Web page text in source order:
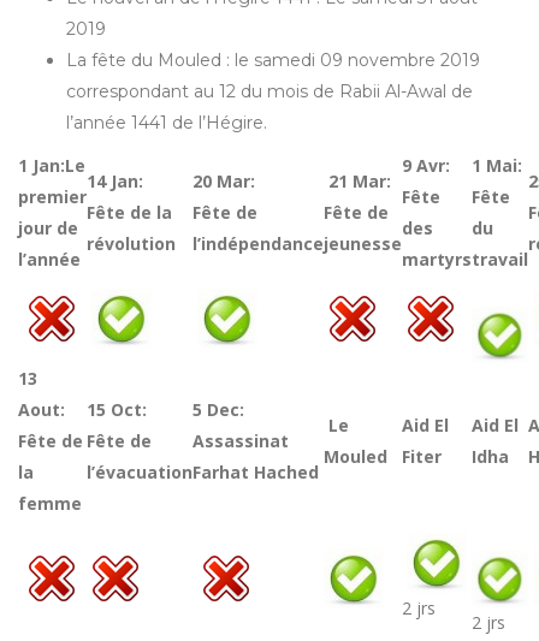
2019
La fête du Mouled : le samedi 09 novembre 2019
correspondant au 12 du mois de Rabii Al-Awal de
l’année 1441 de l’Hégire.
1 Jan:Le
premier
jour de
l’année
14 Jan:
Fête de la
révolution
20 Mar:
Fête de
l’indépendance
21 Mar:
Fête de
jeunesse
9 Avr:
Fête
des
martyrs
1 Mai:
Fête
du
travail
13
Aout:
Fête de
la
femme
15 Oct:
Fête de
l’évacuation
5 Dec:
Assassinat
Farhat Hached
Le
Mouled
Aid El
Fiter
Aid El
Idha
2 jrs
2 jrs